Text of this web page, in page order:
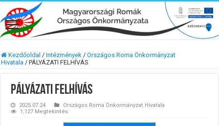
Kezdőoldal / Intézmények / Országos Roma Önkormányzat
Hivatala / PÁLYÁZATI FELHÍVÁS
PÁLYÁZATI FELHÍVÁS
2025.07.24
Országos Roma Önkormányzat Hivatala
1,127 Megtekintés